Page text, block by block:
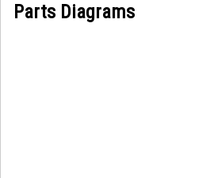
Parts Diagrams